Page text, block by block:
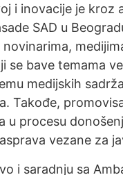
i inovacije je kroz
SAD u
se bave temama
medijskih
Takođe,
u procesu
vezane za
i saradnju sa